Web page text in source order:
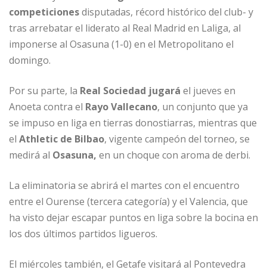
competicionesdisputadas, récord histórico del club- y
tras arrebatar el liderato al Real Madrid en Laliga, al
imponerse al Osasuna (1-0) en el Metropolitano el
domingo.
Por su parte, la Real Sociedad jugará el jueves en
Anoeta contra el Rayo Vallecano, un conjunto que ya
se impuso en liga en tierras donostiarras, mientras que
el Athletic de Bilbao, vigente campeón del torneo, se
medirá al Osasuna, en un choque con aroma de derbi.
La eliminatoria se abrirá el martes con el encuentro
entre el Ourense (tercera categoría) y el Valencia, que
ha visto dejar escapar puntos en liga sobre la bocina en
los dos últimos partidos ligueros.
El miércoles también, el Getafe visitará al Pontevedra